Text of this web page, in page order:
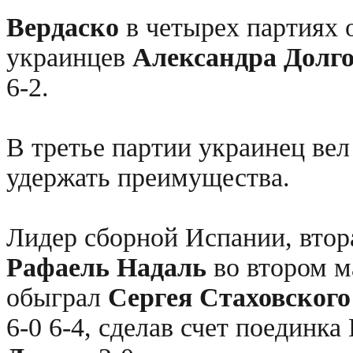
Вердаско в четырех партиях
украинцев Александра
6-2.
В третье партии украинец
удержать преимущества.
Лидер сборной Испании,
Рафаель Надаль во втором
обыграл Сергея Стаховского
6-0 6-4, сделав счет